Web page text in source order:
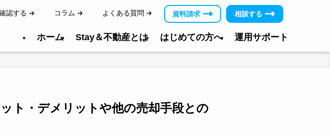
認する コラム よくある質問 資料請求 相談する
ホーム Stay＆不動産とは はじめての方へ 運用サポート
ト・デメリットや他の売却手段との